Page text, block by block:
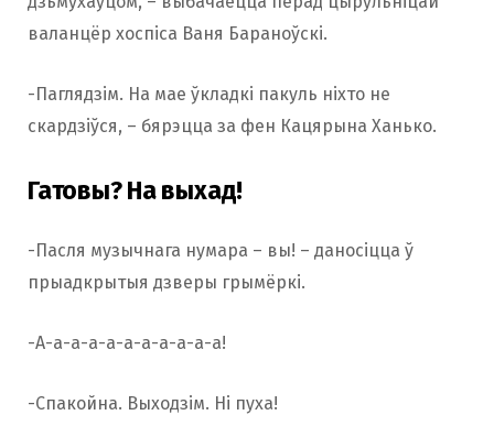
валанцёр хоспіса Ваня Бараноўскі.
-Паглядзім. На мае ўкладкі пакуль ніхто не
скардзіўся, – бярэцца за фен Кацярына Ханько.
Гатовы? На выхад!
-Пасля музычнага нумара – вы! – даносіцца ў
прыадкрытыя дзверы грымёркі.
-А-а-а-а-а-а-а-а-а-а-а!
-Спакойна. Выходзім. Ні пуха!